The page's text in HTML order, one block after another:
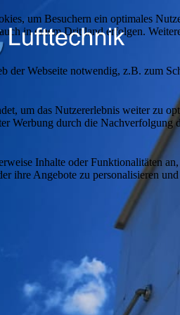
um Besuchern ein optimales
in einem Drittland erfolgen.
der Webseite notwendig, z.B. zum
um das Nutzererlebnis weiter zu
Werbung durch die Nachverfolgung
Inhalte oder Funktionalitäten
ihre Angebote zu personalisieren